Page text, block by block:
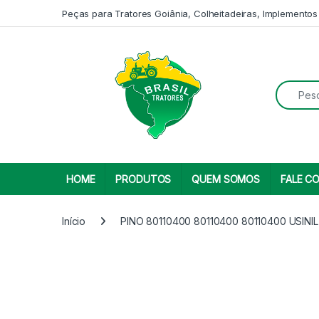
Peças para Tratores Goiânia, Colheitadeiras,
Search
HOME PRODUTOS QUEM SOMOS FALE
Início PINO 80110400 80110400 80110400 USINIL